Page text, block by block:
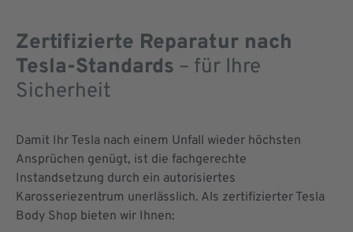
Zertifizierte Reparatur nach
Tesla-Standards – für Ihre
Sicherheit
Damit Ihr Tesla nach einem Unfall wieder höchsten
Ansprüchen genügt, ist die fachgerechte
Instandsetzung durch ein autorisiertes
Karosseriezentrum unerlässlich. Als zertifizierter Tesla
Body Shop bieten wir Ihnen: